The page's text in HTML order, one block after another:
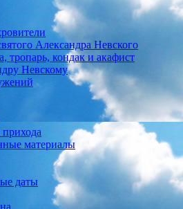
Александра Невского
тропарь, кондак и акафист
Невскому
материалы
даты